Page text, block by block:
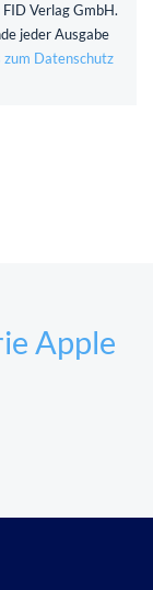
Verlag GmbH.
jeder Ausgabe
zum Datenschutz
Apple